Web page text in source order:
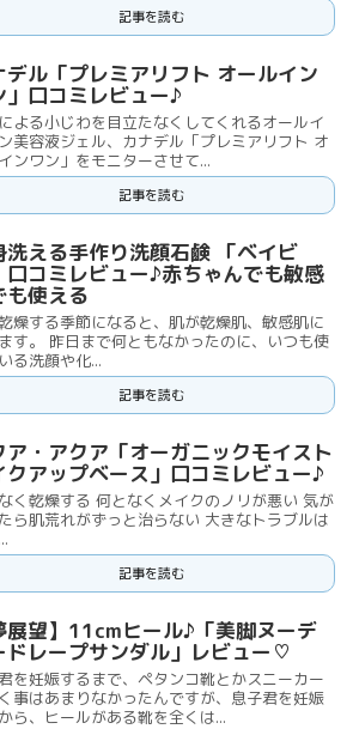
記事を読む
デル「プレミアリフト オールイン
」口コミレビュー♪
よる小じわを目立たなくしてくれるオールイ
美容液ジェル、カナデル「プレミアリフト オ
ンワン」をモニターさせて...
記事を読む
洗える手作り洗顔石鹸 「ベイビ
口コミレビュー♪赤ちゃんでも敏感
も使える
燥する季節になると、肌が乾燥肌、敏感肌に
す。 昨日まで何ともなかったのに、いつも使
る洗顔や化...
記事を読む
ア・アクア「オーガニックモイスト
クアップベース」口コミレビュー♪
く乾燥する 何となくメイクのノリが悪い 気が
ら肌荒れがずっと治らない 大きなトラブルは
記事を読む
展望】11cmヒール♪「美脚ヌーデ
ドレープサンダル」レビュー♡
を妊娠するまで、ペタンコ靴とかスニーカー
事はあまりなかったんですが、息子君を妊娠
ら、ヒールがある靴を全くは...